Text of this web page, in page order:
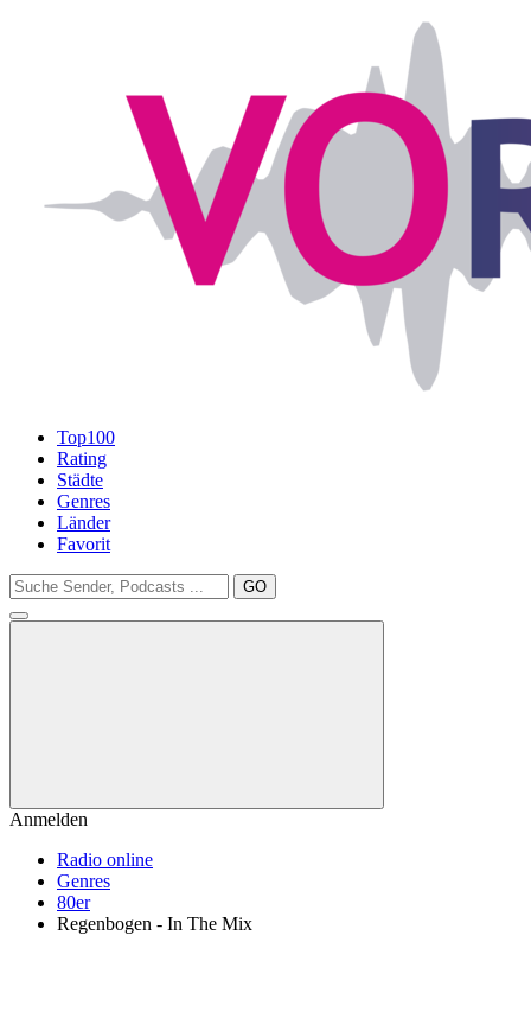
Top100
Rating
Städte
Genres
Länder
Favorit
GO
Anmelden
Radio online
Genres
80er
Regenbogen - In The Mix